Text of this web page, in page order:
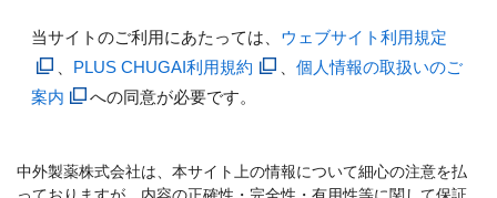
当サイトのご利用にあたっては、 ウェブサイト利用規定
PLUS CHUGAI利用規約
個人情報の取扱いのご
案内
への同意が必要です。
中外製薬株式会社は、本サイト上の情報について細心の注意を払
っておりますが、内容の正確性・完全性・有用性等に関して保証